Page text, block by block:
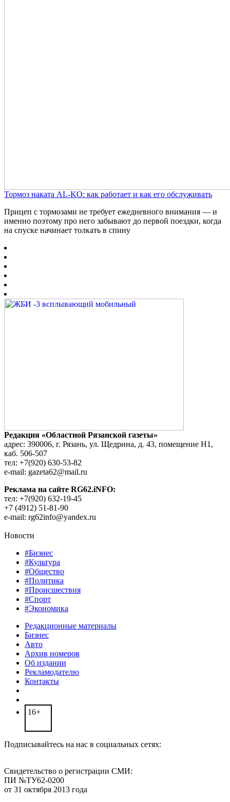
Тормоз наката AL-KO: как работает и как его обслуживать
Прицеп с тормозами не требует ежедневного внимания — и
именно поэтому про него забывают до первой поездки, когда
на спуске начинает толкать в спину
Редакция «Областной Рязанской газеты»
адрес: 390006, г. Рязань, ул. Щедрина, д. 43, помещение Н1,
каб. 506-507
тел: +7(920) 630-53-82
e-mail: gazeta62@mail.ru
Реклама на сайте RG62.iNFO:
тел: +7(920) 632-19-45
+7 (4912) 51-81-90
e-mail: rg62info@yandex.ru
Новости
#Бизнес
#Культура
#Общество
#Политика
#Происшествия
#Спорт
#Экономика
Редакционные материалы
Бизнес
Авто
Архив номеров
Об издании
Рекламодателю
Контакты
16+
Подписывайтесь на нас в социальных сетях:
Свидетельство о регистрации СМИ:
ПИ №ТУ62-0200
от 31 октября 2013 года